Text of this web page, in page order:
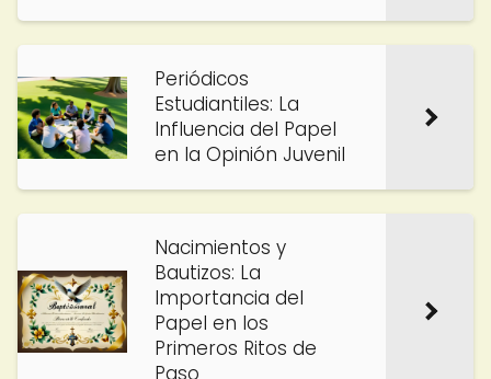
Periódicos
Estudiantiles: La
Influencia del Papel
en la Opinión Juvenil
Nacimientos y
Bautizos: La
Importancia del
Papel en los
Primeros Ritos de
Paso